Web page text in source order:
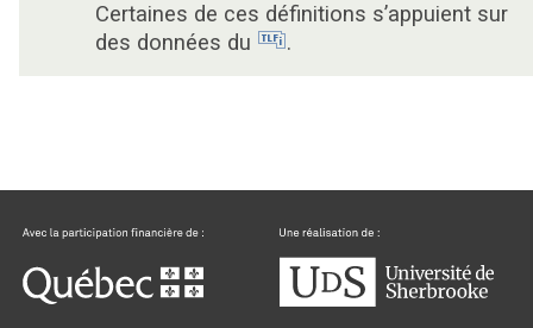
Certaines de ces définitions s’appuient sur
des données du
.